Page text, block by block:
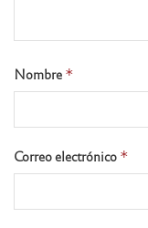
Nombre *
Correo electrónico *